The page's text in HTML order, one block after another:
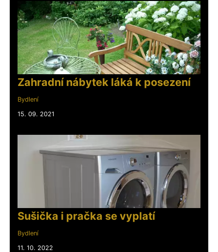
Zahradní nábytek láká k posezení
Bydlení
15. 09. 2021
Sušička i pračka se vyplatí
Bydlení
11. 10. 2022